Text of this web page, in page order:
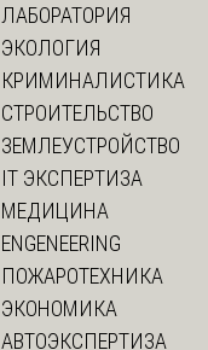
ЛАБОРАТОРИЯ
ЭКОЛОГИЯ
КРИМИНАЛИСТИКА
СТРОИТЕЛЬСТВО
ЗЕМЛЕУСТРОЙСТВО
IT ЭКСПЕРТИЗА
МЕДИЦИНА
ENGENEERING
ПОЖАРОТЕХНИКА
ЭКОНОМИКА
АВТОЭКСПЕРТИЗА